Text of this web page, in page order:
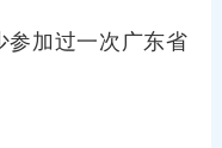
加过一次广东省